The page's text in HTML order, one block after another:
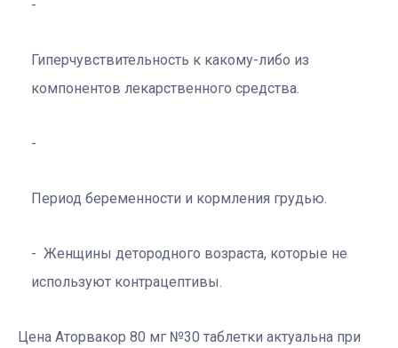
Гиперчувствительность к какому-либо из
компонентов лекарственного средства.
Период беременности и кормления грудью.
Женщины детородного возраста, которые не
используют контрацептивы.
Цена Аторвакор 80 мг №30 таблетки актуальна при